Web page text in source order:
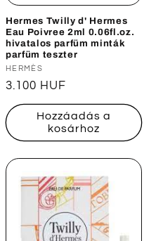
Hermes Twilly d' Hermes
Eau Poivree 2ml 0.06fl.oz.
hivatalos parfüm minták
parfüm teszter
Forgalmazó:
HERMÈS
Normál
ár
3.100 HUF
Hozzáadás a
kosárhoz